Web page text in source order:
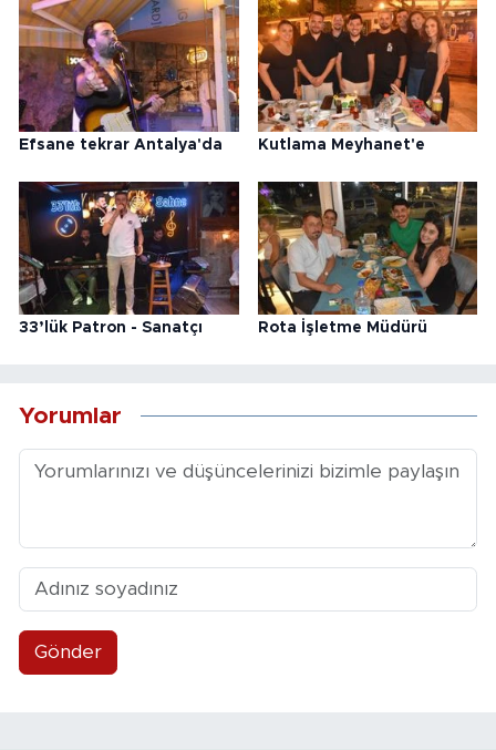
Efsane tekrar Antalya'da Kutlama Meyhanet'e
33’lük Patron - Sanatçı Rota İşletme Müdürü
Yorumlar
Gönder